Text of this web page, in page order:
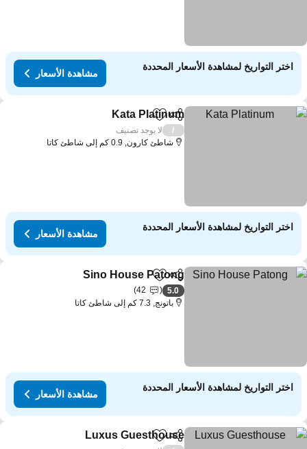
اختر التواريخ لمشاهدة الأسعار المحددة
مشاهدة الأسعار
مشاركةAdd to favorites
Kata Platinum
لا يوجد تصنيف
شاطئ كارون, 0.9 كم إلى شاطئ كاتا
اختر التواريخ لمشاهدة الأسعار المحددة
مشاهدة الأسعار
مشاركةAdd to favorites
Sino House Patong
5.0
42
باتونج, 7.3 كم إلى شاطئ كاتا
اختر التواريخ لمشاهدة الأسعار المحددة
مشاهدة الأسعار
مشاركةAdd to favorites
Luxus Guesthouse